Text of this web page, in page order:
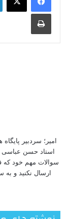
چاپ
امیر؛ سردبیر
استاد حسن عباسی
سوالات مهم خود که
ارسال نکنید و به